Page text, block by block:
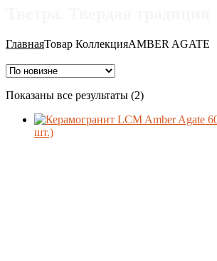
ГлавнаяТовар КоллекцияAMBER AGATE
Ценовой фильтр
Материал
Показаны все результаты (2)Сортировка:
недавние